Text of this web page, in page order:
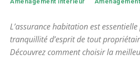
L’assurance habitation est
tranquillité d’esprit de tout
Découvrez comment choisir la